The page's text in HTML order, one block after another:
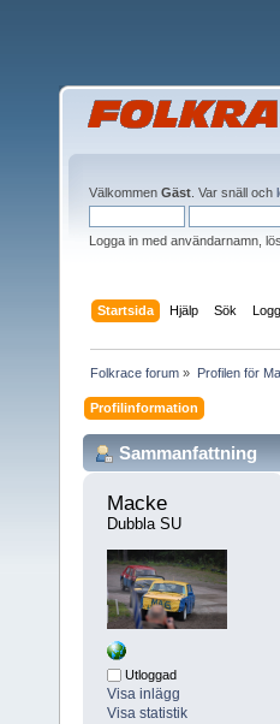
Välkommen Gäst . Var snäll och
Logga in med användarnamn,
Startsida Hjälp Sök
Folkrace forum » Profilen för
Profilinformation
Sammanfattning
Macke
Dubbla SU
Utloggad
Visa inlägg
Visa statistik